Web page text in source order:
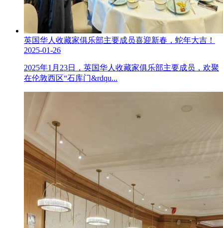
英国华人收藏家俱乐部主要成员喜迎新春，蛇年大吉！
2025-01-26
2025年1月23日，英国华人收藏家俱乐部主要成员，欢聚
在伦敦西区“石库门&rdqu...